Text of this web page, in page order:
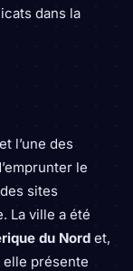
dans la
l’une des
le
sites
La ville a été
du Nord et,
elle présente